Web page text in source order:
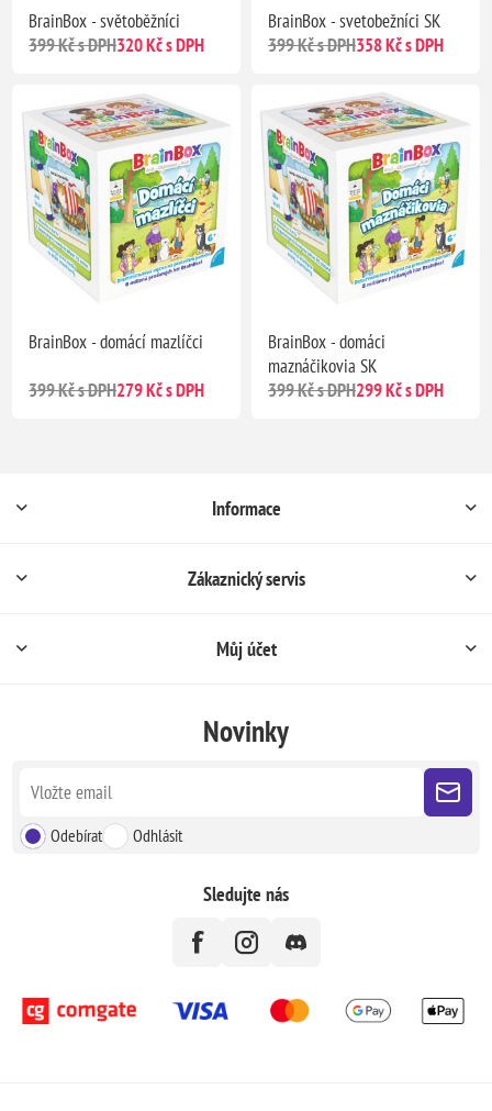
BrainBox - světoběžníci
399 Kč s DPH320 Kč s DPH
BrainBox - svetobežníci SK
399 Kč s DPH358 Kč s DPH
BrainBox - domácí mazlíčci
399 Kč s DPH279 Kč s DPH
BrainBox - domáci
maznáčikovia SK
399 Kč s DPH299 Kč s DPH
Informace
Zákaznický servis
Můj účet
Novinky
Odebírat Odhlásit
Sledujte nás